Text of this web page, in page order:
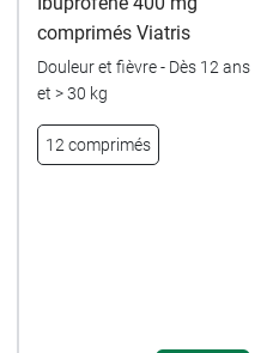
comprimés Viatris
Douleur et fièvre - Dès 12 ans
et > 30 kg
12 comprimés